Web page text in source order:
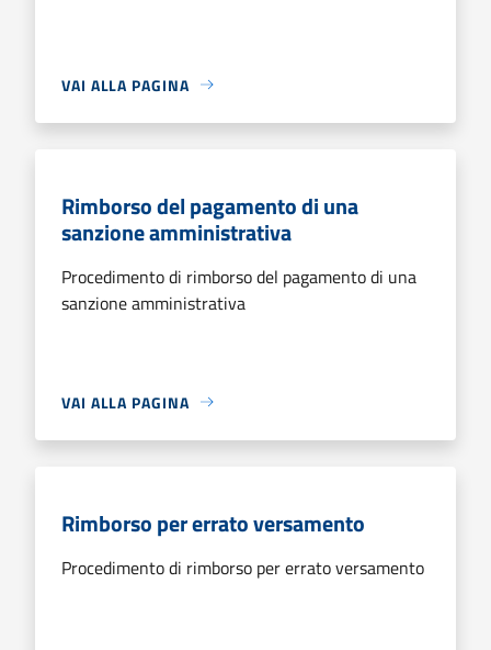
VAI ALLA PAGINA
Rimborso del pagamento di una
sanzione amministrativa
Procedimento di rimborso del pagamento di una
sanzione amministrativa
VAI ALLA PAGINA
Rimborso per errato versamento
Procedimento di rimborso per errato versamento